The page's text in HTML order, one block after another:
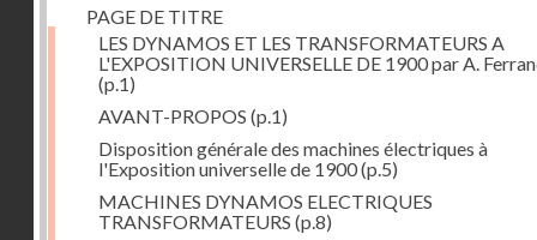
PAGE DE TITRE
LES DYNAMOS ET LES TRANSFORMATEURS A
L'EXPOSITION UNIVERSELLE DE 1900 par A.
(p.1)
AVANT-PROPOS (p.1)
Disposition générale des machines électriques à
l'Exposition universelle de 1900(p.5)
MACHINES DYNAMOS ELECTRIQUES
TRANSFORMATEURS (p.8)